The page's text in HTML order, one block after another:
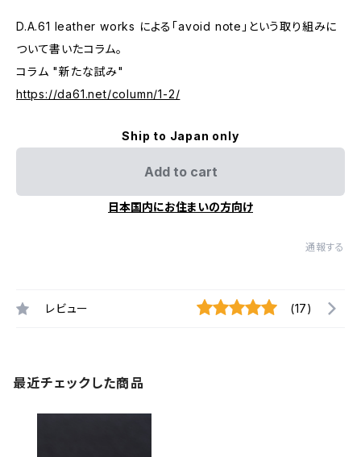
D.A.61 leather works による「avoid note」という取り組みに
ついて書いたコラム。
コラム "新たな試み"
https://da61.net/column/1-2/
Ship to Japan only
Add to cart
日本国内にお住まいの方向け
通報する
レビュー (17)
最近チェックした商品